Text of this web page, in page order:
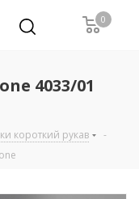
0
4033/01
короткий рукав
-